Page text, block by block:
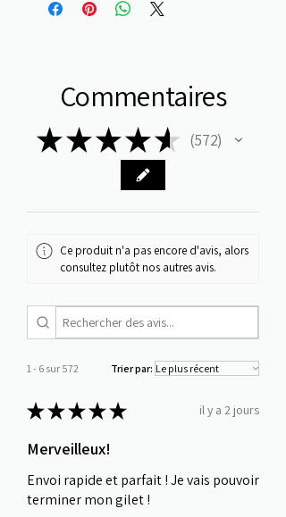
Commentaires
★★★★★ 572
572
Ce produit n'a pas encore d'avis, alors
consultez plutôt nos autres avis.
1 - 6 sur 572 Trier par:
★★★★★ il y a 2 jours
Merveilleux!
Envoi rapide et parfait ! Je vais pouvoir
terminer mon gilet !